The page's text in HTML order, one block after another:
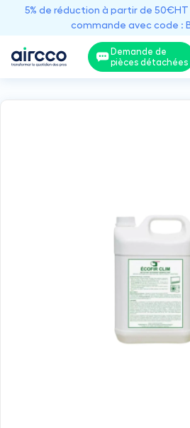
5% de réduction à partir de 50€HT
commande avec code :
Demande de
pièces détachées